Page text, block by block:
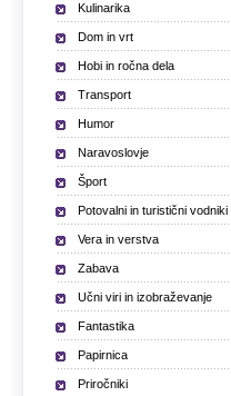
Kulinarika
Dom in vrt
Hobi in ročna dela
Transport
Humor
Naravoslovje
Šport
Potovalni in turistični vodniki
Vera in verstva
Zabava
Učni viri in izobraževanje
Fantastika
Papirnica
Priročniki